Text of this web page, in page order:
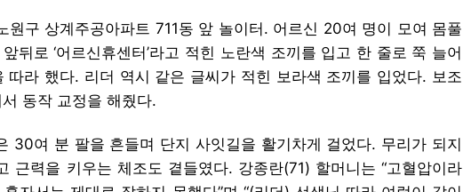
원구 상계주공아파트 711동 앞 놀이터. 어르신 20여 명이 모여 몸풀
뒤로 ‘어르신휴센터’라고 적힌 노란색 조끼를 입고 한 줄로 쭉 늘어
따라 했다. 리더 역시 같은 글씨가 적힌 보라색 조끼를 입었다. 보조
동작 교정을 해줬다.
30여 분 팔을 흔들며 단지 사잇길을 활기차게 걸었다. 무리가 되지
근력을 키우는 체조도 곁들였다. 강종란(71) 할머니는 “고혈압이라